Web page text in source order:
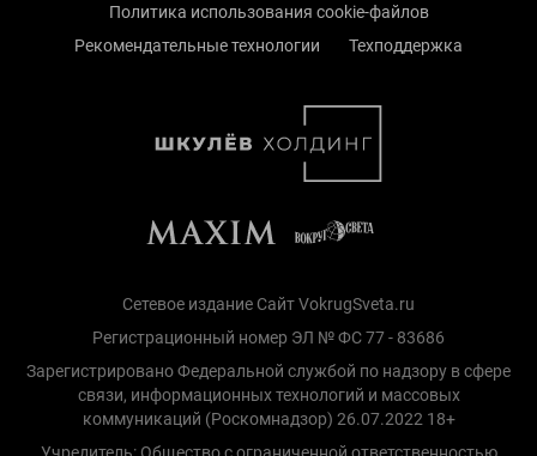
Политика использования cookie-файлов
Рекомендательные технологии
Техподдержка
Сетевое издание Сайт VokrugSveta.ru
Регистрационный номер ЭЛ № ФС 77 - 83686
Зарегистрировано Федеральной службой по надзору в сфере
связи, информационных технологий и массовых
коммуникаций (Роскомнадзор) 26.07.2022 18+
Учредитель: Общество с ограниченной ответственностью